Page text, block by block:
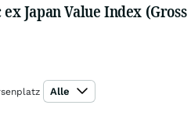
Japan Value Index (Gross
Alle